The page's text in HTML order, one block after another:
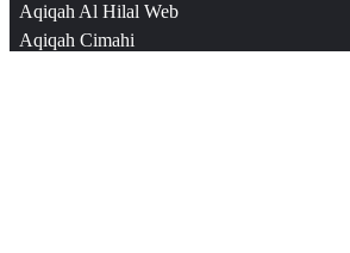
Aqiqah Al Hilal Web
Aqiqah Cimahi